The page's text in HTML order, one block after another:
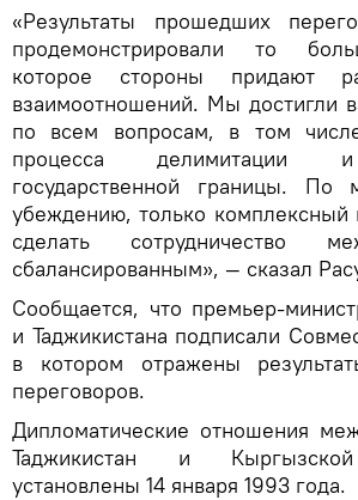
«Результаты прошедших
продемонстрировали то
которое стороны придают
взаимоотношений. Мы достигли
по всем вопросам, в том
процесса делимитации
государственной границы. По
убеждению, только комплексный
сделать сотрудничество
сбалансированным», — сказал
Сообщается, что премьер-
и Таджикистана подписали
в котором отражены
переговоров.
Дипломатические отношения
Таджикистан и
установлены 14 января 1993 года.